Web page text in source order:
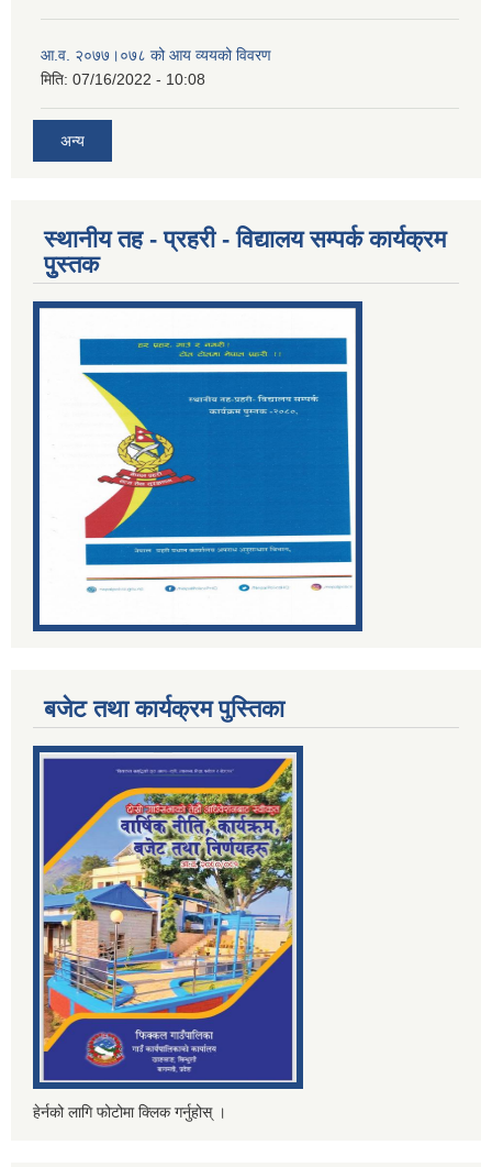
आ.व. २०७७।०७८ को आय व्ययको विवरण
मिति: 07/16/2022 - 10:08
अन्य
स्थानीय तह - प्रहरी - विद्यालय सम्पर्क कार्यक्रम
पुुस्तक
बजेट तथा कार्यक्रम पुस्तिका
हेर्नको लागि फोटोमा क्लिक गर्नुहोस् ।